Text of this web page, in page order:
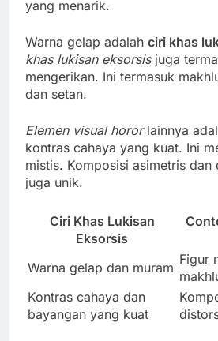
yang menarik.
Warna gelap adalah ciri khas
khas lukisan eksorsisjuga
mengerikan. Ini termasuk
dan setan.
Elemen visual hororlainnya
kontras cahaya yang kuat. Ini
mistis. Komposisi asimetris
juga unik.
Ciri Khas Lukisan
Eksorsis
Warna gelap dan muram
Figur
Kontras cahaya dan
bayangan yang kuat